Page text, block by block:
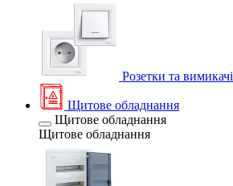
Розетки та вимикачі
Щитове обладнання
Щитове обладнання
Щитове обладнання